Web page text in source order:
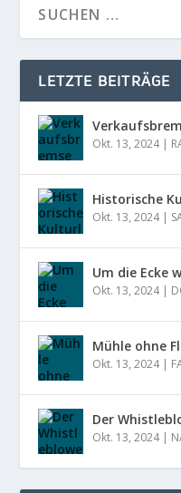
LETZTE BEITRÄGE
Okt. 13, 2024|
Historische
Okt. 13, 2024|
Um die Ecke
Okt. 13, 2024|
Mühle ohne
Okt. 13, 2024|
Der
Okt. 13, 2024|